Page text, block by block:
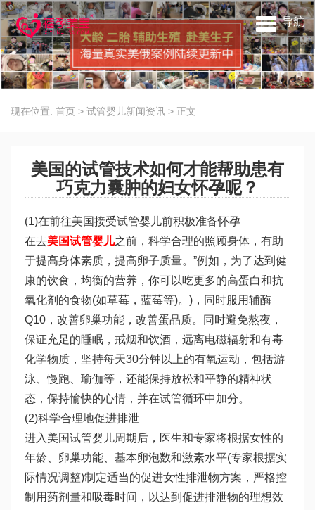
导航
现在位置: 首页 > 试管婴儿新闻资讯 > 正文
美国的试管技术如何才能帮助患有
巧克力囊肿的妇女怀孕呢？
(1)在前往美国接受试管婴儿前积极准备怀孕
在去美国试管婴儿之前，科学合理的照顾身体，有助
于提高身体素质，提高卵子质量。”例如，为了达到健
康的饮食，均衡的营养，你可以吃更多的高蛋白和抗
氧化剂的食物(如草莓，蓝莓等)。)，同时服用辅酶
Q10，改善卵巢功能，改善蛋品质。同时避免熬夜，
保证充足的睡眠，戒烟和饮酒，远离电磁辐射和有毒
化学物质，坚持每天30分钟以上的有氧运动，包括游
泳、慢跑、瑜伽等，还能保持放松和平静的精神状
态，保持愉快的心情，并在试管循环中加分。
(2)科学合理地促进排泄
进入美国试管婴儿周期后，医生和专家将根据女性的
年龄、卵巢功能、基本卵泡数和激素水平(专家根据实
际情况调整)制定适当的促进女性排泄物方案，严格控
制用药剂量和吸毒时间，以达到促进排泄物的理想效